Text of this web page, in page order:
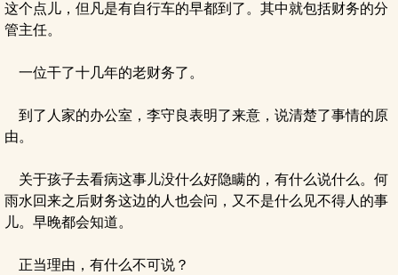
这个点儿，但凡是有自行车的早都到了。其中就包括财务的分
管主任。
一位干了十几年的老财务了。
到了人家的办公室，李守良表明了来意，说清楚了事情的原
由。
关于孩子去看病这事儿没什么好隐瞒的，有什么说什么。何
雨水回来之后财务这边的人也会问，又不是什么见不得人的事
儿。早晚都会知道。
正当理由，有什么不可说？